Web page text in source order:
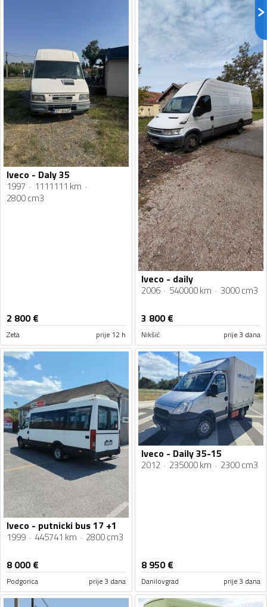
Iveco - Daly 35
1997
1111111 km
2800 cm3
2 800€
Zeta prije 12 h
Iveco - daily
2006 540000 km 3000 cm3
3 800€
Nikšić prije 3 dana
Iveco - putnicki bus 17 +1
1999 445741 km 2800 cm3
8 000€
Podgorica prije 3 dana
Iveco - Daily 35-15
2012 235000 km 2300 cm3
8 950€
Danilovgrad prije 3 dana